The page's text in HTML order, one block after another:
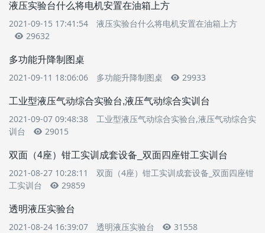
液压实验台什么将电机安置在油箱上方
2021-09-15 17:41:54
液压实验台什么将电机安置在油箱上方
29632
多功能升降制图桌
2021-09-11 18:06:06 多功能升降制图桌 29933
工业型液压气动综合实验台,液压气动综合实训台
2021-09-07 09:48:38
工业型液压气动综合实验台,液压气动综合实
训台
29015
双面（4座）钳工实训成套设备_双面四座钳工实训台
2021-08-27 10:28:11
双面（4座）钳工实训成套设备_双面四座钳
工实训台
29859
透明液压实验台
2021-08-24 16:39:07 透明液压实验台 31558